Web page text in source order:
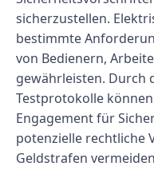
sicherzustellen.
bestimmte
von Bedienern,
gewährleisten. Durch
Testprotokolle
Engagement für
potenzielle rechtliche
Geldstrafen